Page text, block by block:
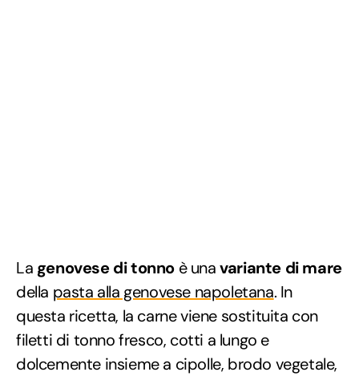
La genovese di tonno è unavariante di mare
della pasta alla genovese napoletana. In
questa ricetta, la carne viene sostituita con
filetti di tonno fresco, cotti a lungo e
dolcemente insieme a cipolle, brodo vegetale,